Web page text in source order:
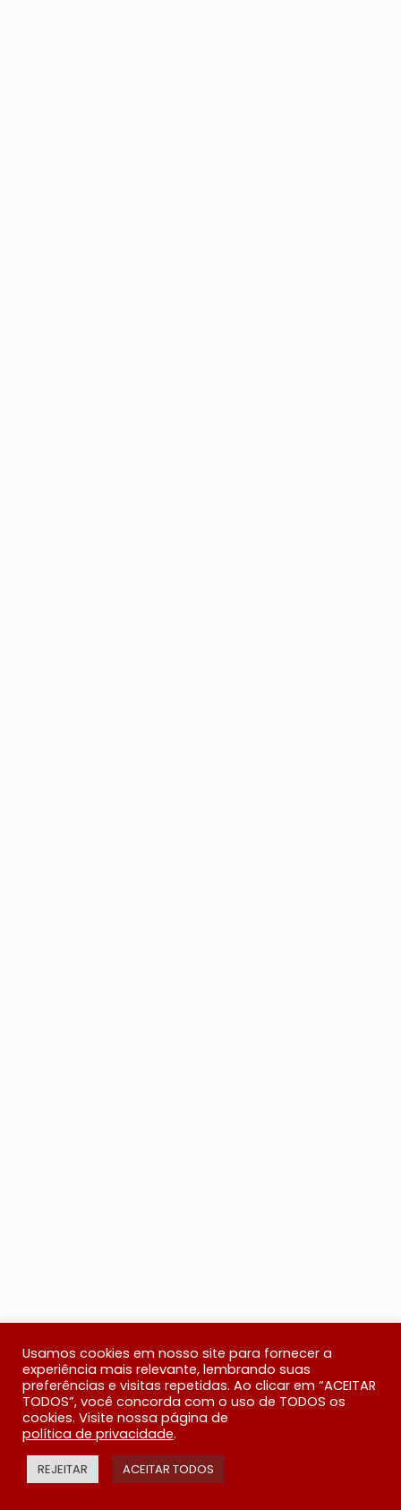
Usamos cookies em nosso site para fornecer a
experiência mais relevante, lembrando suas
preferências e visitas repetidas. Ao clicar em “ACEITAR
TODOS”, você concorda com o uso de TODOS os
cookies. Visite nossa página de
política de privacidade.
REJEITAR ACEITAR TODOS